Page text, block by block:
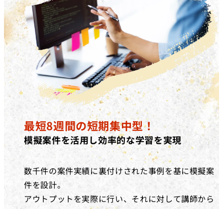
最短8週間の短期集中型！
模擬案件を活用し効率的な学習を実現
数千件の案件実績に裏付けされた事例を基に模擬案
件を設計。
アウトプットを実際に行い、それに対して講師から